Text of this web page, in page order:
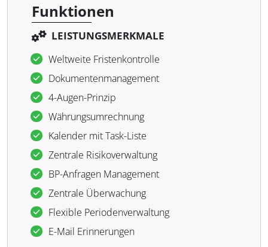
Funktionen
LEISTUNGSMERKMALE
Weltweite Fristenkontrolle
Dokumentenmanagement
4-Augen-Prinzip
Währungsumrechnung
Kalender mit Task-Liste
Zentrale Risikoverwaltung
BP-Anfragen Management
Zentrale Überwachung
Flexible Periodenverwaltung
E-Mail Erinnerungen